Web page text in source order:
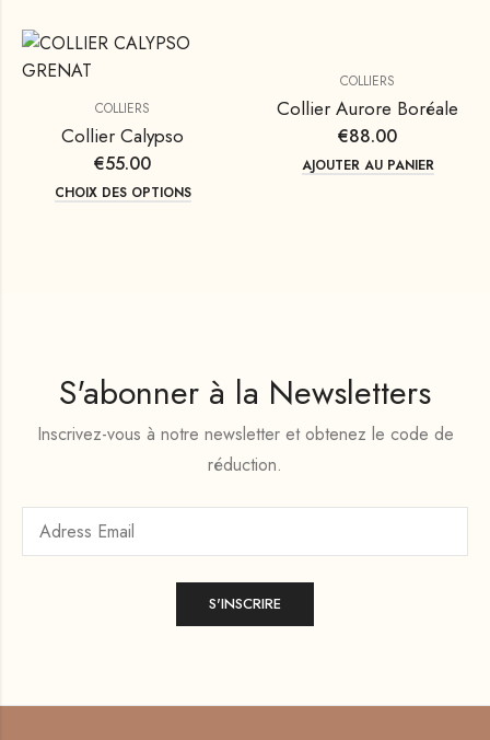
COLLIERS
Collier Calypso
€55.00
CHOIX DES OPTIONS
COLLIERS
Collier Aurore Boréale
€88.00
AJOUTER AU PANIER
S'abonner à la Newsletters
Inscrivez-vous à notre newsletter et obtenez le code de
réduction.